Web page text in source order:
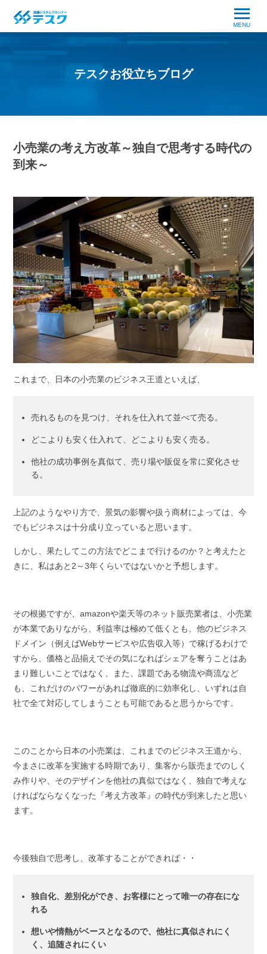
MENU
テスクお役立ちブログ
小売業の考え方改革～独自で思考する時代の
到来～
これまで、日本の小売業のビジネス王道といえば、
売れるものを見つけ、それを仕入れて並べて売る。
どこよりも安く仕入れて、どこよりも安く売る。
他社の成功事例を真似て、売り場や販促を常に変化させ
る。
上記のようなやり方で、景気の影響や扱う商材によっては、今
でもビジネスは十分成り立っていると思います。
しかし、果たしてこの方法でどこまで行けるのか？と考えたと
きに、私はあと2～3年くらいではないかと予想します。
その根拠ですが、amazonや楽天等のネット販売業者は、小売業
が本業でありながら、利益率は極めて低くとも、他のビジネス
ドメイン（例えばWebサービスや広告収入等）で稼げるわけで
すから、価格と品揃えでその気になればシェアを奪うことはあ
まり難しいことではなく、また、課題である物流や商流など
も、これだけのパワーがあれば徹底的に効率化し、いずれは自
社で全て対応してしまうことも可能であると思うからです。
このことから日本の小売業は、これまでのビジネス王道から、
今まさに改革を実施する時期であり、集客から販売までのしく
み作りや、そのデザインを他社の真似ではなく、独自で考えな
ければならなくなった『考え方改革』の時代が到来したと思い
ます。
今後独自で思考し、改革することができれば・・
独自化、差別化ができ、お客様にとって唯一の存在にな
れる
想いや情熱がベースとなるので、他社に真似されにく
く、追随されにくい